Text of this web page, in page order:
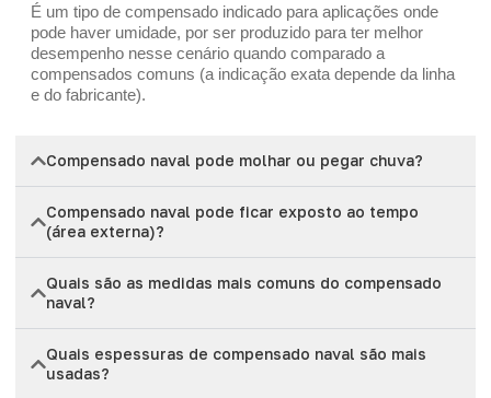
É um tipo de compensado indicado para aplicações onde
pode haver umidade, por ser produzido para ter melhor
desempenho nesse cenário quando comparado a
compensados comuns (a indicação exata depende da linha
e do fabricante).
Compensado naval pode molhar ou pegar chuva?
Compensado naval pode ficar exposto ao tempo
(área externa)?
Quais são as medidas mais comuns do compensado
naval?
Quais espessuras de compensado naval são mais
usadas?